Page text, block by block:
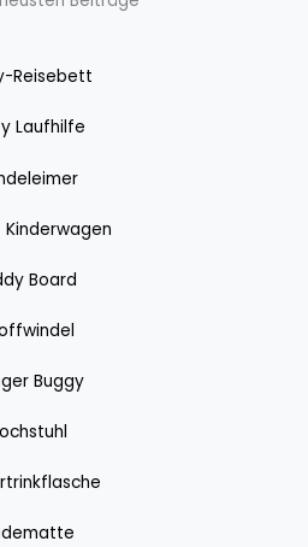
Reisebett
Laufhilfe
Kinderwagen
Board
Buggy